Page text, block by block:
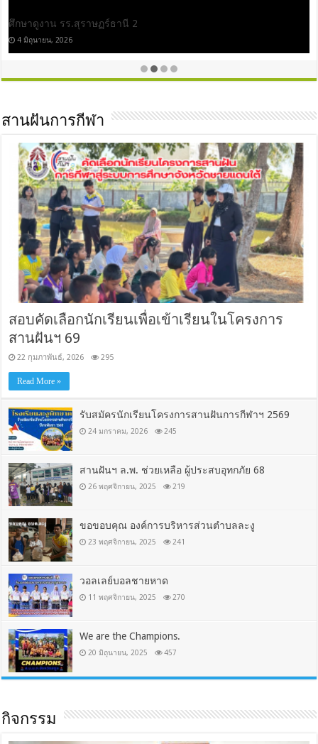
ศึกษาดูงาน รร.สุราษฏร์ธานี 2
4 มิถุนายน, 2026
สานฝันการกีฬา
สอบคัดเลือกนักเรียนเพื่อเข้าเรียนในโครงการ
สานฝันฯ 69
22 กุมภาพันธ์, 2026 295
Read More »
รับสมัครนักเรียนโครงการสานฝันการกีฬาฯ 2569
24 มกราคม, 2026 245
สานฝันฯ ล.พ. ช่วยเหลือ ผู้ประสบอุทกภัย 68
26 พฤศจิกายน, 2025 219
ขอขอบคุณ องค์การบริหารส่วนตำบลละงู
23 พฤศจิกายน, 2025 241
วอลเลย์บอลชายหาด
11 พฤศจิกายน, 2025 270
We are the Champions.
20 มิถุนายน, 2025 457
กิจกรรม